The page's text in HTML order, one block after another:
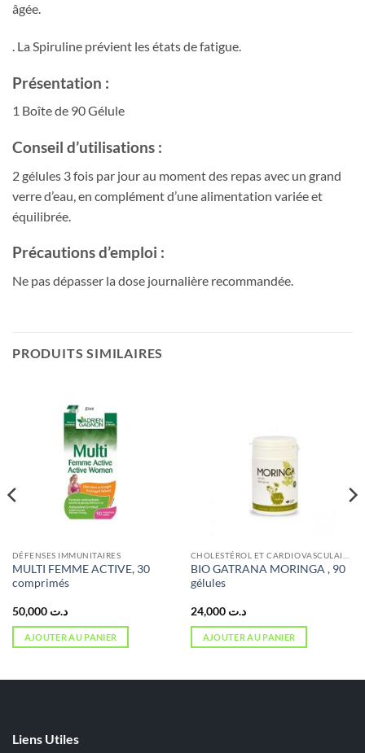
âgée.
. La Spiruline prévient les états de fatigue.
Présentation :
1 Boîte de 90 Gélule
Conseil d’utilisations :
2 gélules 3 fois par jour au moment des repas avec un grand
verre d’eau, en complément d’une alimentation variée et
équilibrée.
Précautions d’emploi :
Ne pas dépasser la dose journalière recommandée.
PRODUITS SIMILAIRES
DÉFENSES IMMUNITAIRES
MULTI FEMME ACTIVE, 30
comprimés
د.ت 50,000
AJOUTER AU PANIER
BIO GATRANA MORINGA , 90
gélules
د.ت 24,000
AJOUTER AU PANIER
Liens Utiles